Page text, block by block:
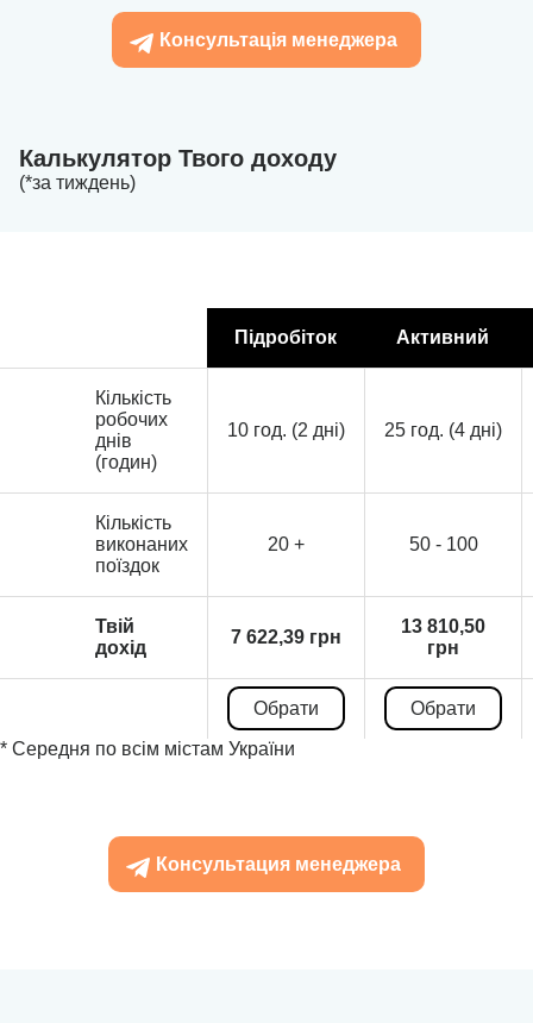
Консультація менеджера
Калькулятор Твого доходу
(*за тиждень)
Підробіток Активний
Кількість
робочих
днів
(годин)
10 год. (2 дні) 25 год. (4 дні)
Кількість
виконаних
поїздок
20 + 50 - 100
Твій
дохід
7 622,39 грн
13 810,50
грн
Обрати
Обрати
* Середня по всім містам України
Консультация менеджера